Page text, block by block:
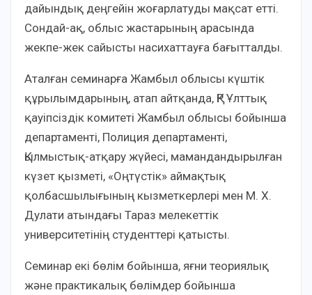
дайындық деңгейін жоғарлатуды мақсат етті.
Сондай-ақ, облыс жастарының арасында
жекпе-жек сайысты насихаттауға бағытталды.
Аталған семинарға Жамбыл облысы күштік
құрылымдарының, атап айтқанда, ҚР Ұлттық
қауіпсіздік комитеті Жамбыл облысы бойынша
департаменті, Полиция департаменті,
Қылмыстық-атқару жүйесі, мамандандырылған
күзет қызметі, «Оңтүстік» аймақтық
қолбасшылығының кызметкерлері мен М. Х.
Дулати атындағы Тараз мелекеттік
университетінің студенттері қатысты.
Семинар екі бөлім бойынша, яғни теориялық
және практикалық бөлімдер бойынша